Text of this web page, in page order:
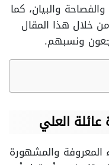
والبيان، كما
خلال هذا المقال
ونسبهم.
العلي
والمشهورة